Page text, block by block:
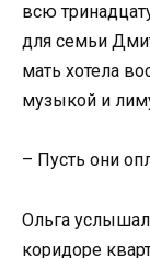
всю
для семьи
мать хотела
музыкой и
– Пусть они
Ольга
коридоре